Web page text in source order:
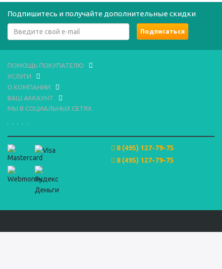
Подпишитесь и получайте дополнительные скидки
ПОМОЩЬ ПОКУПАТЕЛЮ
УСЛУГИ
О КОМПАНИИ
ВАШ АККАУНТ
МЫ В СОЦИАЛЬНЫХ СЕТЯХ
8 (495) 127-79-75
8 (495) 127-79-75